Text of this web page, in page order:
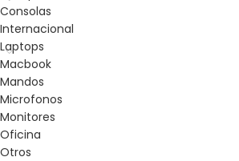
Consolas
Internacional
Laptops
Macbook
Mandos
Microfonos
Monitores
Oficina
Otros